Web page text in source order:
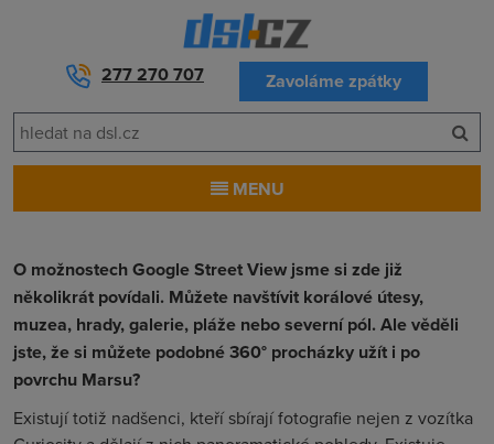
277 270 707 Zavoláme zpátky
MENU
O možnostech Google Street View jsme si zde již
několikrát povídali. Můžete navštívit korálové útesy,
muzea, hrady, galerie, pláže nebo severní pól. Ale věděli
jste, že si můžete podobné 360° procházky užít i po
povrchu Marsu?
Existují totiž nadšenci, kteří sbírají fotografie nejen z vozítka